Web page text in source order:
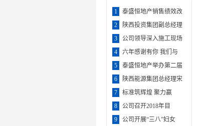
1
泰盛恒地产销售绩效改
2
陕西投资集团副总经理
3
公司领导深入施工现场
4
六年感谢有你 我们与
5
泰盛恒地产举办第二届
6
陕西能源集团总经理宋
7
标准筑辉煌 聚力赢
8
公司召开2018年目
9
公司开展“三八”妇女